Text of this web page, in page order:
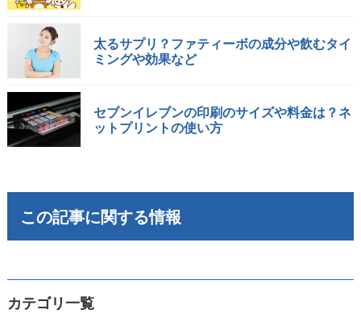
太るサプリ？ファティーボの成分や飲むタイ
ミングや効果など
セブンイレブンの印刷のサイズや料金は？ネ
ットプリントの使い方
この記事に関する情報
カテゴリ一覧